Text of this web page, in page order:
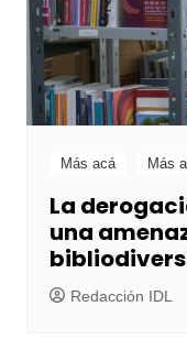
Más acá Más
La
una
Redacción IDL